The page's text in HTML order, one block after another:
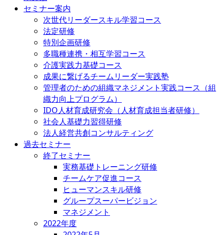
セミナー案内
次世代リーダースキル学習コース
法定研修
特別企画研修
多職種連携・相互学習コース
介護実践力基礎コース
成果に繋げるチームリーダー実践塾
管理者のための組織マネジメント実践コース（組
織力向上プログラム）
IDO人材育成研究会（人材育成担当者研修）
社会人基礎力習得研修
法人経営共創コンサルティング
過去セミナー
終了セミナー
実務基礎トレーニング研修
チームケア促進コース
ヒューマンスキル研修
グループスーパービジョン
マネジメント
2022年度